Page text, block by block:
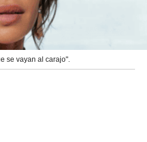
se vayan al carajo".